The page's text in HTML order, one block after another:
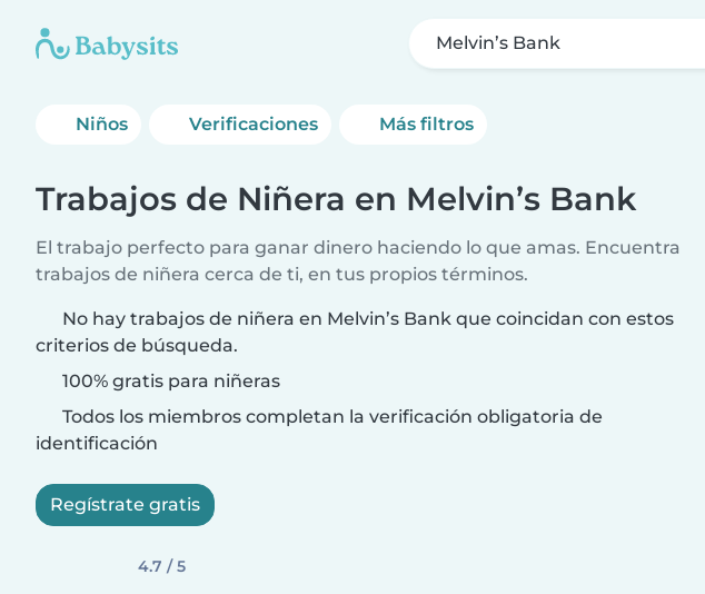
Melvin’s Bank
Niños Verificaciones Más filtros
Trabajos de Niñera en Melvin’s Bank
El trabajo perfecto para ganar dinero haciendo lo que amas. Encuentra
trabajos de niñera cerca de ti, en tus propios términos.
No hay trabajos de niñera en Melvin’s Bank que coincidan con estos
criterios de búsqueda.
100% gratis para niñeras
Todos los miembros completan la verificación obligatoria de
identificación
Regístrate gratis
4.7 / 5